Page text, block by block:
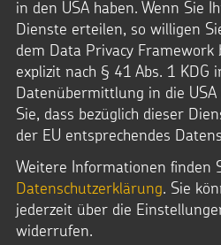
0241.44 61-44
Mo.-Do. 8-17 Uhr
Fr. 8-16 Uhr
E-Mail:
bestellung@sternsinger.de
in den USA haben. Wenn Sie
Dienste erteilen, so willigen
dem Data Privacy Framework
explizit nach § 41 Abs. 1 KDG
Datenübermittlung in die
Sie, dass bezüglich dieser
der EU entsprechendes
Weitere Informationen finden
Datenschutzerklärung. Sie
jederzeit über die
widerrufen.